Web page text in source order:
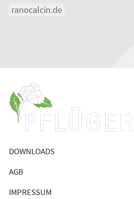
ranocalcin.de
DOWNLOADS
AGB
IMPRESSUM